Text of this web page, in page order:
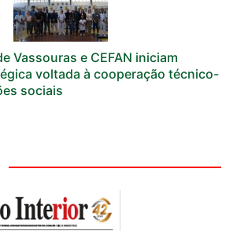
Vassouras e CEFAN iniciam
voltada à cooperação técnico-
sociais